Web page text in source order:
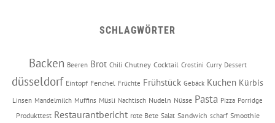
SCHLAGWÖRTER
Backen Beeren Brot Chili Chutney Cocktail Crostini Curry Dessert
düsseldorf Eintopf Fenchel Früchte Frühstück Gebäck Kuchen Kürbis
Linsen Mandelmilch Muffins Müsli Nachtisch Nudeln Nüsse Pasta Pizza Porridge
Produkttest Restaurantbericht rote Bete Salat Sandwich scharf Smoothie